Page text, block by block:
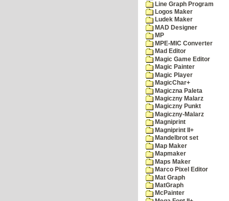
Line Graph Program
Logos Maker
Ludek Maker
MAD Designer
MP
MPE-MIC Converter
Mad Editor
Magic Game Editor
Magic Painter
Magic Player
MagicChar+
Magiczna Paleta
Magiczny Malarz
Magiczny Punkt
Magiczny-Malarz
Magniprint
Magniprint II+
Mandelbrot set
Map Maker
Mapmaker
Maps Maker
Marco Pixel Editor
Mat Graph
MatGraph
McPainter